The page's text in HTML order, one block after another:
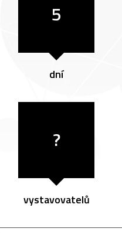
5
dní
?
vystavovatelů